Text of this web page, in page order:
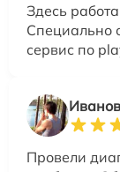
Здесь
Специально
сервис по
Провели